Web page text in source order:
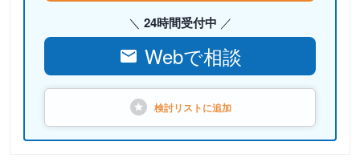
24時間受付中
Webで相談
検討リストに追加